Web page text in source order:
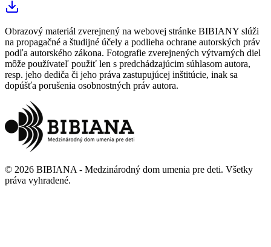
Obrazový materiál zverejnený na webovej stránke BIBIANY slúži
na propagačné a študijné účely a podlieha ochrane autorských práv
podľa autorského zákona. Fotografie zverejnených výtvarných diel
môže používateľ použiť len s predchádzajúcim súhlasom autora,
resp. jeho dediča či jeho práva zastupujúcej inštitúcie, inak sa
dopúšťa porušenia osobnostných práv autora.
© 2026 BIBIANA - Medzinárodný dom umenia pre deti. Všetky
práva vyhradené.